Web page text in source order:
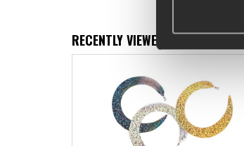
RECENTLY VIEWED PRODUCTS